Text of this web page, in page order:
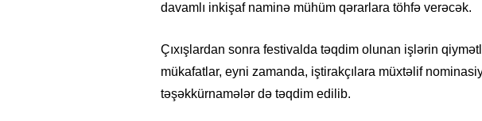
davamlı inkişaf naminə mühüm qərarlara töhfə verəcək.
Çıxışlardan sonra festivalda təqdim olunan işlərin
mükafatlar, eyni zamanda, iştirakçılara müxtəlif
təşəkkürnamələr də təqdim edilib.